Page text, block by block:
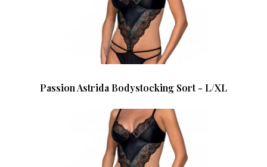
Passion Astrida Bodystocking Sort - L/XL